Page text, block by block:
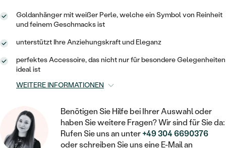
V-FORM
VINTAGE
AUSSERGEWÖHNLICHE
VON HAND GRAVIERTE
VINTAGE
AUSSERGEWÖHNLICH
GESTALTE EINEN RING
WÄHLE EINEN RING
DIAMANTEN ZUM EINFASSEN
OHRRINGE
RINGE
ANHÄNGER / KETTEN
ARMBÄNDER
SCHMUCKSET
HERRENSCHMUCK
OHRSTECKER
MINIMALISTISCHE
OHRHÄNGER
HERZ
NACH STYL
SOLITÄR
ZUR GEBURT EINES KINDES
PERSONALISIERT
MIT STERNZEICHEN
MINIMALISTISCH
SILBER
PLATIN
MINIMALISTISCHE
Goldanhänger mit weißer Perle, welche ein Symbol von Reinheit
und feinem Geschmacks ist
unterstützt Ihre Anziehungskraft und Eleganz
perfektes Accessoire, das nicht nur für besondere Gelegenheiten
ideal ist
WEITERE INFORMATIONEN
Benötigen Sie Hilfe bei Ihrer Auswahl oder
haben Sie weitere Fragen? Wir sind für Sie da:
Rufen Sie uns an unter+49 304 6690376
oder schreiben Sie uns eine E-Mail an